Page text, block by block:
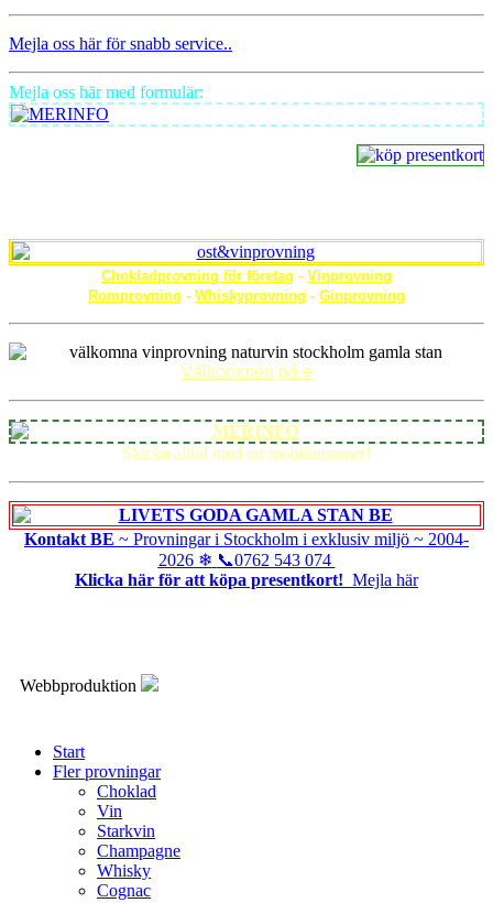
Mejla oss här för snabb service..
Mejla oss här med formulär:
Chokladprovning för företag - Vinprovning
Romprovning - Whiskyprovning - Ginprovning
Välkommen på e
Skicka alltid med ert mobilnummer!
Kontakt BE ~ Provningar i Stockholm i exklusiv miljö ~ 2004-
2026❄ 📞0762 543 074
Klicka här för att köpa presentkort! Mejla här
Webbproduktion
Start
Fler provningar
Choklad
Vin
Starkvin
Champagne
Whisky
Cognac